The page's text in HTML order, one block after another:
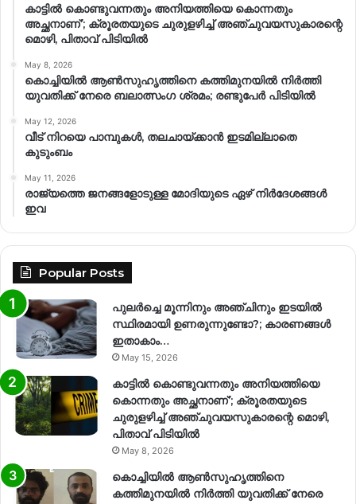
കാട്ടിൽ കൊണ്ടുവന്നതും അനിയത്തിയെ കൊന്നതും
അച്ഛനാണ്’; ക്രൂരതയുടെ ചുരുളഴിച്ച് അഞ്ചുവയസുകാരന്റെ
മൊഴി, പിതാവ് പിടിയിൽ
May 8, 2026
കൊച്ചിയിൽ ആൺസുഹൃത്തിനെ കത്തിമുനയിൽ നിർത്തി
യുവതിക്ക് നേരെ ബലാത്സംഗ​ ശ്രമം; രണ്ടുപേർ പിടിയിൽ
May 12, 2026
വീട് നിറയെ പാമ്പുകൾ, തലചായ്ക്കാൻ ഇടമില്ലാതെ
കുടുംബം
May 11, 2026
രാജ്യത്തെ ജനങ്ങളോടുള്ള മോദിയുടെ ഏഴ് നിര്‍ദേശങ്ങള്‍
ഇവ
Popular Posts
പുലർച്ചെ മൂന്നിനും അഞ്ചിനും ഇടയിൽ
സ്ഥിരമായി ഉണരുന്നുണ്ടോ?; കാരണങ്ങള്‍
ഇതാകാം…
May 15, 2026
കാട്ടിൽ കൊണ്ടുവന്നതും അനിയത്തിയെ
കൊന്നതും അച്ഛനാണ്’; ക്രൂരതയുടെ
ചുരുളഴിച്ച് അഞ്ചുവയസുകാരന്റെ മൊഴി,
പിതാവ് പിടിയിൽ
May 8, 2026
കൊച്ചിയിൽ ആൺസുഹൃത്തിനെ
കത്തിമുനയിൽ നിർത്തി യുവതിക്ക് നേരെ